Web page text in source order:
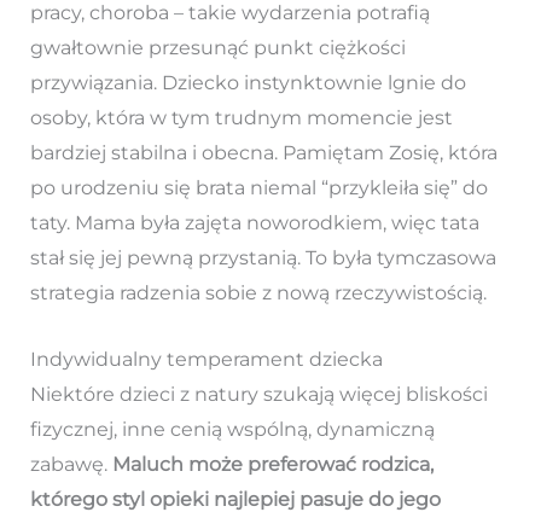
pracy, choroba – takie wydarzenia potrafią
gwałtownie przesunąć punkt ciężkości
przywiązania. Dziecko instynktownie lgnie do
osoby, która w tym trudnym momencie jest
bardziej stabilna i obecna. Pamiętam Zosię, która
po urodzeniu się brata niemal “przykleiła się” do
taty. Mama była zajęta noworodkiem, więc tata
stał się jej pewną przystanią. To była tymczasowa
strategia radzenia sobie z nową rzeczywistością.
Indywidualny temperament dziecka
Niektóre dzieci z natury szukają więcej bliskości
fizycznej, inne cenią wspólną, dynamiczną
zabawę. Maluch może preferować rodzica,
którego styl opieki najlepiej pasuje do jego